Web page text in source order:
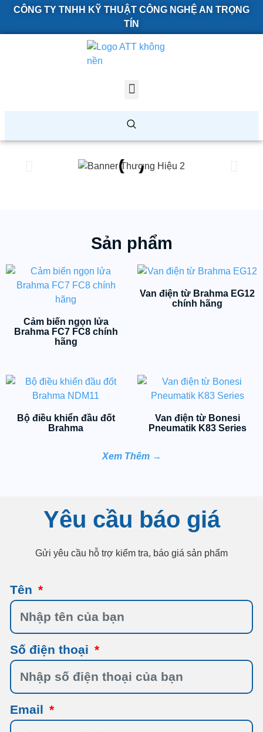
CÔNG TY TNHH KỸ THUẬT CÔNG NGHỆ AN TRỌNG
TÍN
Sản phẩm
Cảm biến ngọn lửa
Brahma FC7 FC8 chính
hãng
Van điện từ Brahma EG12
chính hãng
Bộ điều khiển đầu đốt
Brahma
Van điện từ Bonesi
Pneumatik K83 Series
Xem Thêm→
Yêu cầu báo giá
Gửi yêu cầu hỗ trợ kiểm tra, báo giá sản phẩm
Tên
Số điện thoại
Email